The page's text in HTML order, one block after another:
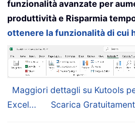
funzionalità avanzate per
produttività e Risparmia
ottenere la funzionalità di cui
Maggiori dettagli su Kutools
Excel...
Scarica